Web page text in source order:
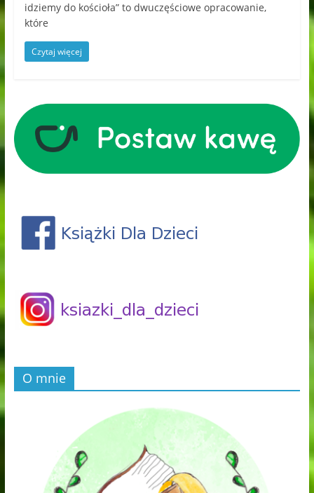
idziemy do kościoła” to dwuczęściowe opracowanie,
które
Czytaj więcej
O mnie